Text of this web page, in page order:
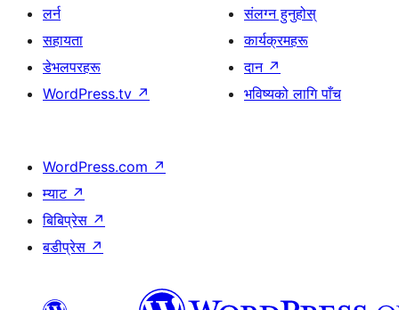
लर्न
सहायता
डेभलपरहरू
WordPress.tv ↗
संलग्न हुनुहोस्
कार्यक्रमहरू
दान ↗
भविष्यको लागि पाँच
WordPress.com ↗
म्याट ↗
बिबिप्रेस ↗
बडीप्रेस ↗